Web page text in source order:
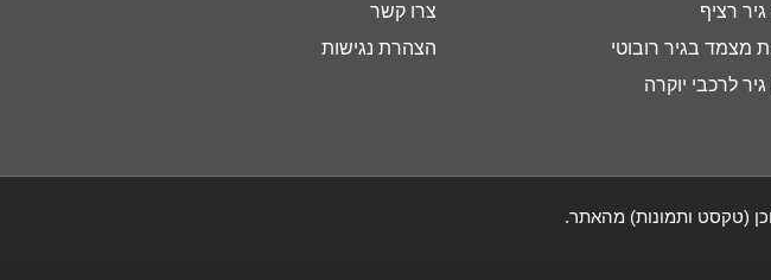
גיר רציף
מצמד בגיר רובוטי
לרכבי יוקרה
צרו קשר
הצהרת נגישות
(טקסט ותמונות) מהאתר.